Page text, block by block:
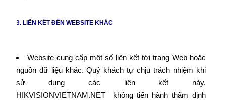
3. LIÊN KẾT ĐẾN WEBSITE KHÁC
Website cung cấp một số liên kết tới trang Web hoặc
nguồn dữ liệu khác. Quý khách tự chịu trách nhiệm khi
sử dụng các liên kết này.
HIKVISIONVIETNAM.NET không tiến hành thẩm định